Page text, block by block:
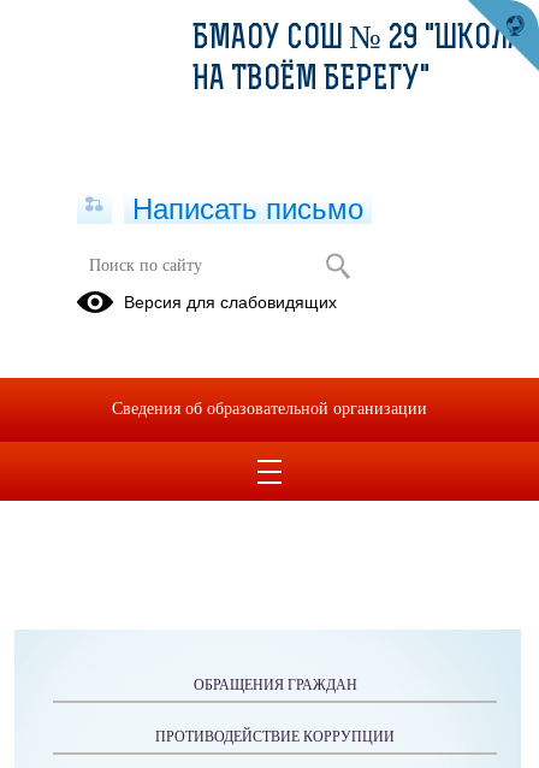
Публикации за 07.05.2026
Социальный
видеоролик
"Расходник"
ОБРАЩЕНИЯ ГРАЖДАН
ПРОТИВОДЕЙСТВИЕ КОРРУПЦИИ
БМАОУ СОШ № 29 "ШКОЛА
НА ТВОЁМ БЕРЕГУ"
Написать письмо
Версия для слабовидящих
Сведения об образовательной организации